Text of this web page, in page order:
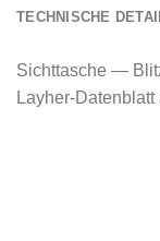
TECHNISCHE
Sichttasche —
Layher-Datenblatt